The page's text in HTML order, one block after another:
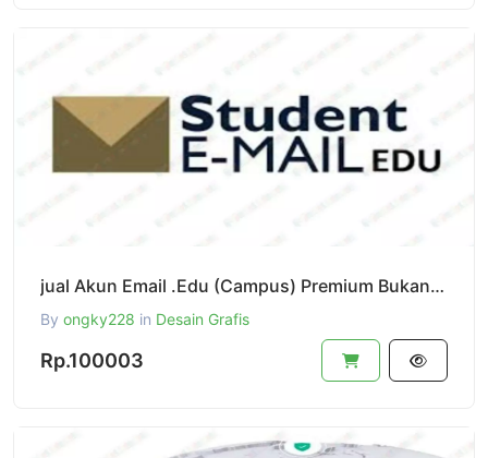
jual Akun Email .Edu (Campus) Premium Bukan Dari @my.smccd.edu Premium Akun Support Email .me + Doma
By ongky228 in Desain Grafis
Rp.100003